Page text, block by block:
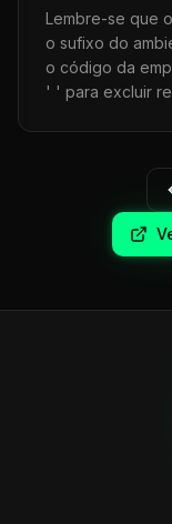
Lembre-se que
o sufixo do
o código da
' ' para excluir